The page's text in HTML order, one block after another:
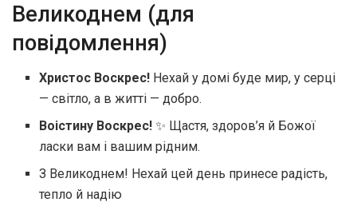
Великоднем (для
повідомлення)
Христос Воскрес! Нехай у домі буде мир, у серці
— світло, а в житті — добро.
Воістину Воскрес! ✨ Щастя, здоров’я й Божої
ласки вам і вашим рідним.
З Великоднем! Нехай цей день принесе радість,
тепло й надію